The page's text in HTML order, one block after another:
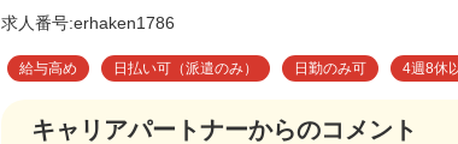
求人番号:erhaken1786
給与高め 日払い可（派遣のみ） 日勤のみ可 4週8休
キャリアパートナーからのコメント